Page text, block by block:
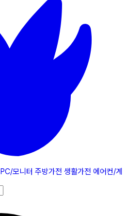
PC/모니터 주방가전 생활가전 에어컨/계